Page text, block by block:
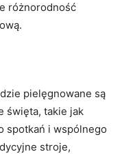
różnorodność
pielęgnowane są
święta, takie jak
spotkań i wspólnego
stroje,